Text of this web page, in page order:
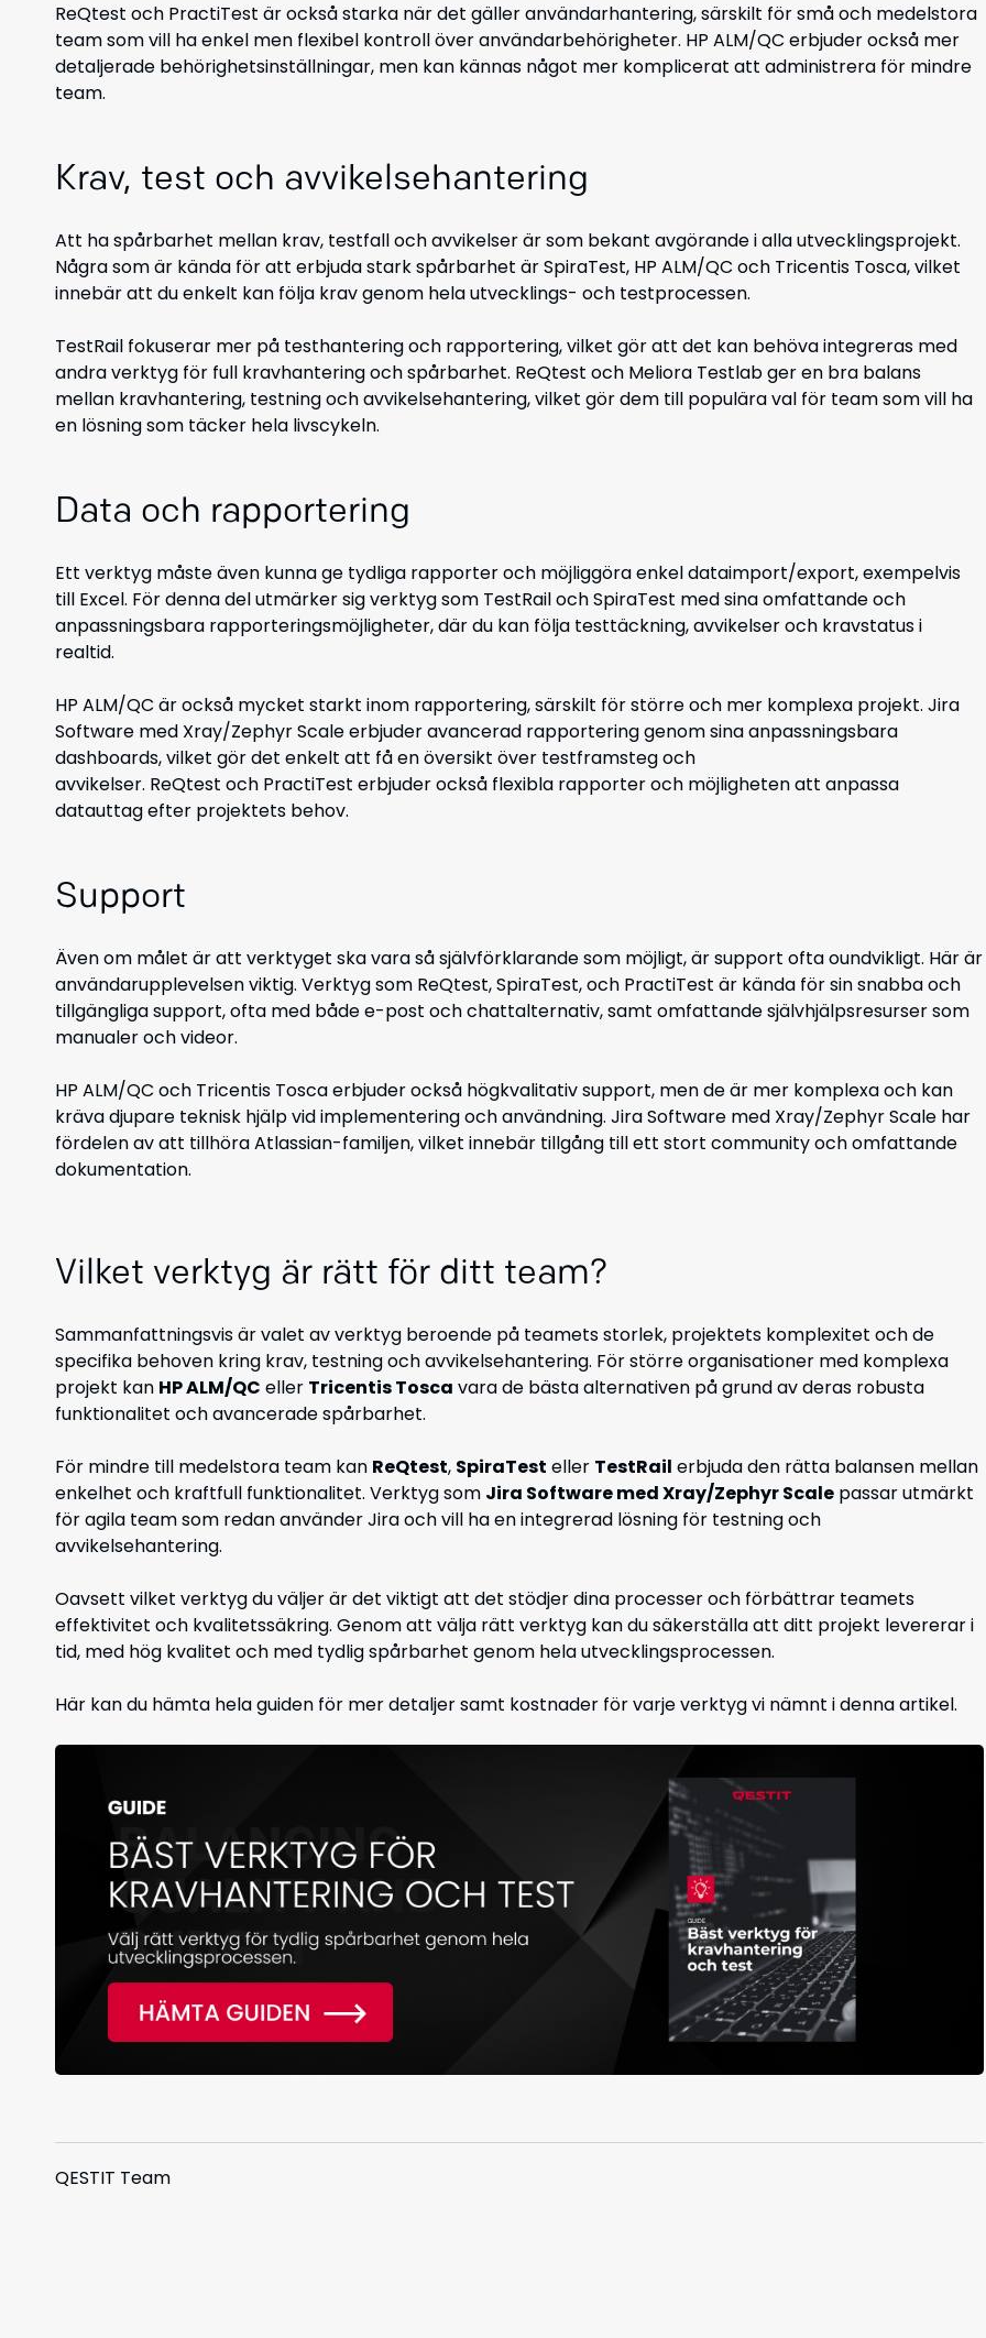
ReQtest och PractiTest är också starka när det gäller användarhantering, särskilt för små och medelstora
team som vill ha enkel men flexibel kontroll över användarbehörigheter. HP ALM/QC erbjuder också mer
detaljerade behörighetsinställningar, men kan kännas något mer komplicerat att administrera för mindre
team.
Krav, test och avvikelsehantering
Att ha spårbarhet mellan krav, testfall och avvikelser är som bekant avgörande i alla utvecklingsprojekt.
Några som är kända för att erbjuda stark spårbarhet ärSpiraTest, HP ALM/QC och Tricentis Tosca, vilket
innebär att du enkelt kan följa krav genom hela utvecklings- och testprocessen.
TestRail fokuserar mer på testhantering och rapportering, vilket gör att det kan behöva integreras med
andra verktyg för full kravhantering och spårbarhet. ReQtest och Meliora Testlab ger en bra balans
mellan kravhantering, testning och avvikelsehantering, vilket gör dem till populära val för team som vill ha
en lösning som täcker hela livscykeln.
Data och rapportering
Ett verktyg måste även kunna ge tydliga rapporter och möjliggöra enkel dataimport/export, exempelvis
till Excel. För denna del utmärker sig verktyg som TestRail och SpiraTest med sina omfattande och
anpassningsbara rapporteringsmöjligheter, där du kan följa testtäckning, avvikelser och kravstatus i
realtid.
HP ALM/QC är också mycket starkt inom rapportering, särskilt för större och mer komplexa projekt. Jira
Software med Xray/Zephyr Scale erbjuder avancerad rapportering genom sina anpassningsbara
dashboards, vilket gör det enkelt att få en översikt över testframsteg och
avvikelser. ReQtest och PractiTest erbjuder också flexibla rapporter och möjligheten att anpassa
datauttag efter projektets behov.
Support
Även om målet är att verktyget ska vara så självförklarande som möjligt, är support ofta oundvikligt. Här är
användarupplevelsen viktig. Verktyg som ReQtest, SpiraTest, och PractiTest är kända för sin snabba och
tillgängliga support, ofta med både e-post och chattalternativ, samt omfattande självhjälpsresurser som
manualer och videor.
HP ALM/QC och Tricentis Tosca erbjuder också högkvalitativ support, men de är mer komplexa och kan
kräva djupare teknisk hjälp vid implementering och användning. Jira Software med Xray/Zephyr Scale har
fördelen av att tillhöra Atlassian-familjen, vilket innebär tillgång till ett stort community och omfattande
dokumentation.
Vilket verktyg är rätt för ditt team?
Sammanfattningsvis är valet av verktyg beroende på teamets storlek, projektets komplexitet och de
specifika behoven kring krav, testning och avvikelsehantering. För större organisationer med komplexa
projekt kan HP ALM/QC eller Tricentis Tosca vara de bästa alternativen på grund av deras robusta
funktionalitet och avancerade spårbarhet.
För mindre till medelstora team kan ReQtest, SpiraTest eller TestRail erbjuda den rätta balansen mellan
enkelhet och kraftfull funktionalitet. Verktyg som Jira Software med Xray/Zephyr Scale passar utmärkt
för agila team som redan använder Jira och vill ha en integrerad lösning för testning och
avvikelsehantering.
Oavsett vilket verktyg du väljer är det viktigt att det stödjer dina processer och förbättrar teamets
effektivitet och kvalitetssäkring. Genom att välja rätt verktyg kan du säkerställa att ditt projekt levererar i
tid, med hög kvalitet och med tydlig spårbarhet genom hela utvecklingsprocessen.
Här kan du hämta hela guiden för mer detaljer samt kostnader för varje verktyg vi nämnt i denna artikel.
QESTIT Team